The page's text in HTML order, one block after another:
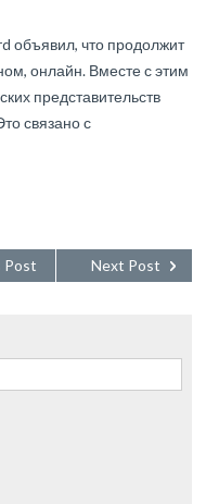
объявил, что продолжит
онлайн. Вместе с этим
представительств
связано с
Next Post
Post